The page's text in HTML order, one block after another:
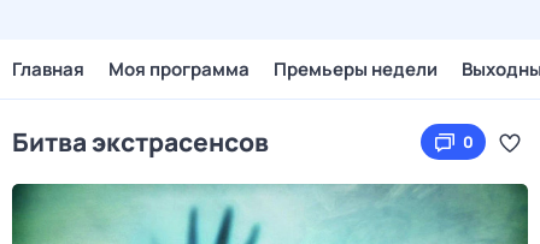
Главная Моя программа Премьеры недели
Битва экстрасенсов 0